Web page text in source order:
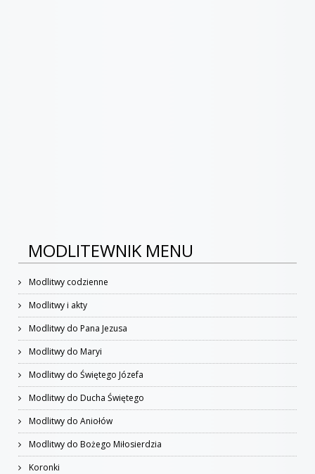
MODLITEWNIK MENU
Modlitwy codzienne
Modlitwy i akty
Modlitwy do Pana Jezusa
Modlitwy do Maryi
Modlitwy do Świętego Józefa
Modlitwy do Ducha Świętego
Modlitwy do Aniołów
Modlitwy do Bożego Miłosierdzia
Koronki